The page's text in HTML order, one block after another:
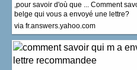
,pour savoir d'où que ... Comment
belge qui vous a envoyé une lettre?
via fr.answers.yahoo.com